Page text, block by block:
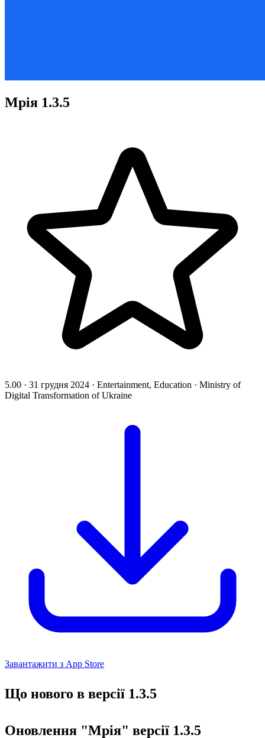
Мрія 1.3.5
5.00 · 31 грудня 2024 · Entertainment, Education · Ministry of
Digital Transformation of Ukraine
Завантажити з App Store
Що нового в версії 1.3.5
Оновлення "Мрія" версії 1.3.5